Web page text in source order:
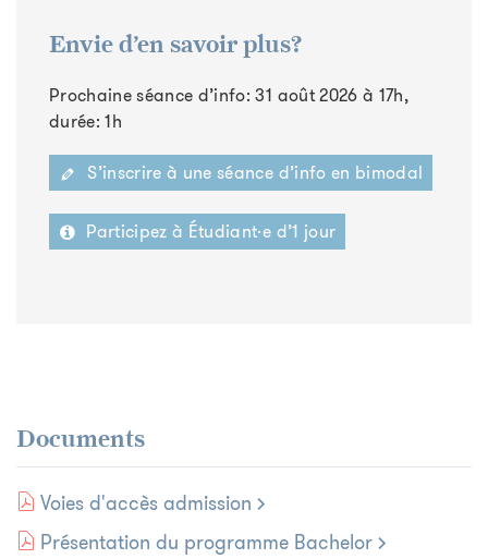
Envie d’en savoir plus?
Prochaine séance d’info: 31 août 2026 à 17h,
durée: 1h
S’inscrire à une séance d’info en bimodal
Participez à Étudiant·e d’1 jour
Documents
Voies d'accès admission
Présentation du programme Bachelor